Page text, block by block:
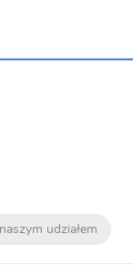
udziałem